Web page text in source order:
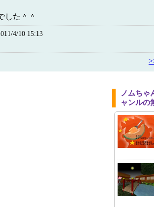
した＾＾
4/10 15:13
ノムちゃ
ャンルの